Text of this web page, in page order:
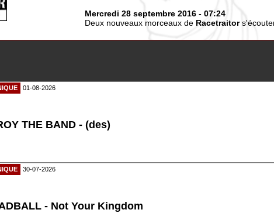
Mercredi 28 septembre 2016 - 07:24
Deux nouveaux morceaux de Racetraitor
01-08-2026
THE BAND - (des)
30-07-2026
- Not Your Kingdom